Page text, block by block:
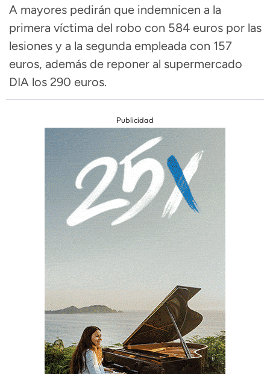
A mayores pedirán que indemnicen a la
primera víctima del robo con 584 euros por las
lesiones y a la segunda empleada con 157
euros, además de reponer al supermercado
DIA los 290 euros.
Publicidad